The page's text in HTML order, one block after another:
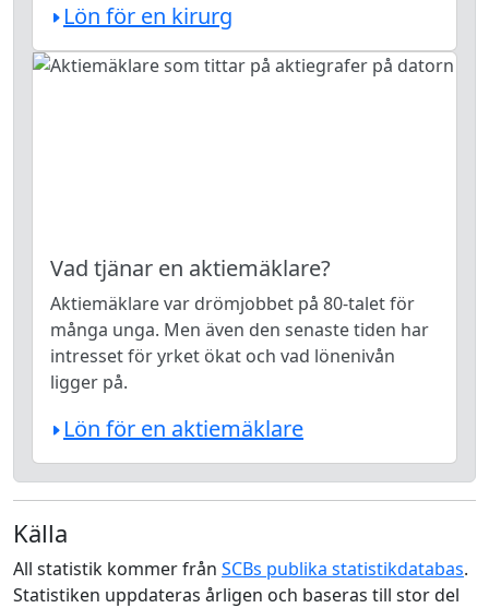
Lön för en kirurg
Vad tjänar en aktiemäklare?
Aktiemäklare var drömjobbet på 80-talet för
många unga. Men även den senaste tiden har
intresset för yrket ökat och vad lönenivån
ligger på.
Lön för en aktiemäklare
Källa
All statistik kommer från SCBs publika statistikdatabas.
Statistiken uppdateras årligen och baseras till stor del